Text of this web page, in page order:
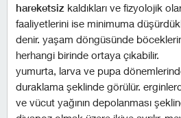
hareketsiz kaldıkları ve fizyolojik
faaliyetlerini ise minimuma
denir. yaşam döngüsünde
herhangi birinde ortaya çıkabilir.
yumurta, larva ve pupa
duraklama şeklinde görülür.
ve vücut yağının depolanması